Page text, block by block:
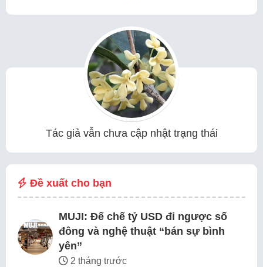
Tác giả vẫn chưa cập nhật trạng thái
Đề xuất cho bạn
MUJI: Đế chế tỷ USD đi ngược số
đông và nghệ thuật “bán sự bình
yên”
2 tháng trước